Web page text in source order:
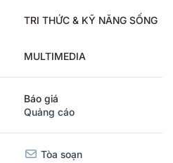
TRI THỨC & KỸ NĂNG SỐNG
MULTIMEDIA
Báo giá
Quảng cáo
Tòa soạn